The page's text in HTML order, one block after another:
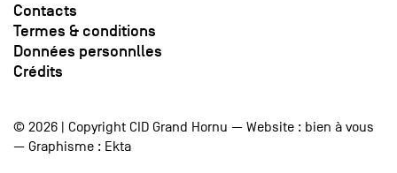
Contacts
Termes & conditions
Données personnlles
Crédits
© 2026 | Copyright CID Grand Hornu — Website : bien à vous
— Graphisme : Ekta